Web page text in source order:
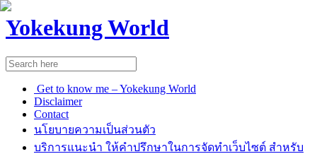
Yokekung World
Get to know me – Yokekung World
Disclaimer
Contact
นโยบายความเป็นส่วนตัว
บริการแนะนำ ให้คำปรึกษาในการจัดทำเว็บไซต์ สำหรับ